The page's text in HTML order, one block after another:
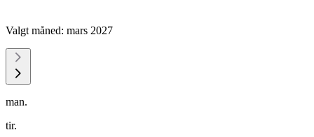
Valgt måned: mars 2027
man.
tir.